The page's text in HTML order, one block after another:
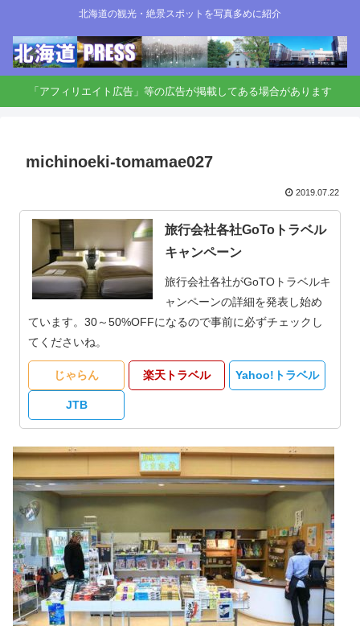
北海道の観光・絶景スポットを写真多めに紹介
「アフィリエイト広告」等の広告が掲載してある場合があります
michinoeki-tomamae027
2019.07.22
旅行会社各社GoToトラベル
キャンペーン
旅行会社各社がGoTOトラベルキ
ャンペーンの詳細を発表し始め
ています。30～50%OFFになるので事前に必ずチェックし
てくださいね。
じゃらん 楽天トラベル Yahoo!トラベル
JTB